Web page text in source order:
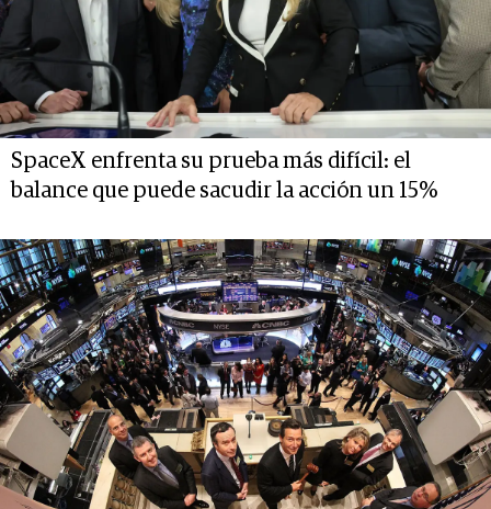
SpaceX enfrenta su prueba más difícil: el
balance que puede sacudir la acción un 15%